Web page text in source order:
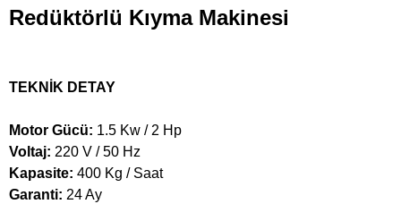
Redüktörlü Kıyma Makinesi
TEKNİK DETAY
Motor Gücü: 1.5 Kw / 2 Hp
Voltaj: 220 V / 50 Hz
Kapasite: 400 Kg / Saat
Garanti: 24 Ay